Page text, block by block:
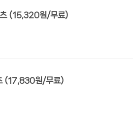
[롯데온] 헤이븐 데미지 커팅 세미 와이드핏 워싱 데님 팬츠 (15,320원/무료)
[롯데온] 헤이븐 샌드 하이웨스트 데일리핏 3부 데님 팬츠 (17,830원/무료)